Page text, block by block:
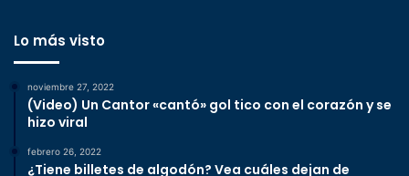
Lo más visto
noviembre 27, 2022
(Video) Un Cantor «cantó» gol tico con el corazón y se
hizo viral
febrero 26, 2022
¿Tiene billetes de algodón? Vea cuáles dejan de